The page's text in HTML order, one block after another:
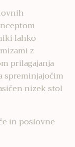
lahko
z
prilagajanja
spreminjajočim
nizek stol
in poslovne